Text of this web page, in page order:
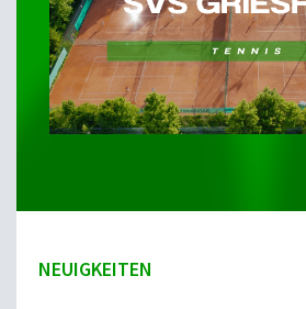
NEUIGKEITEN